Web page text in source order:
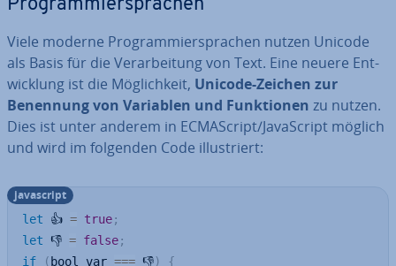
Pro­gram­mier­spra­chen
Viele moderne Pro­gram­mier­spra­chen nutzen Unicode
als Basis für die Ver­ar­bei­tung von Text. Eine neuere Ent­
wick­lung ist die Mög­lich­keit, Unicode-Zeichen zur
Benennung von Variablen und Funk­tio­nen zu nutzen.
Dies ist unter anderem in EC­MA­Script/Ja­va­Script möglich
und wird im folgenden Code il­lus­triert:
let ︎👍 = true;
let 👎 = false;
if
( bool_var === ︎👎)
{
ja­va­script